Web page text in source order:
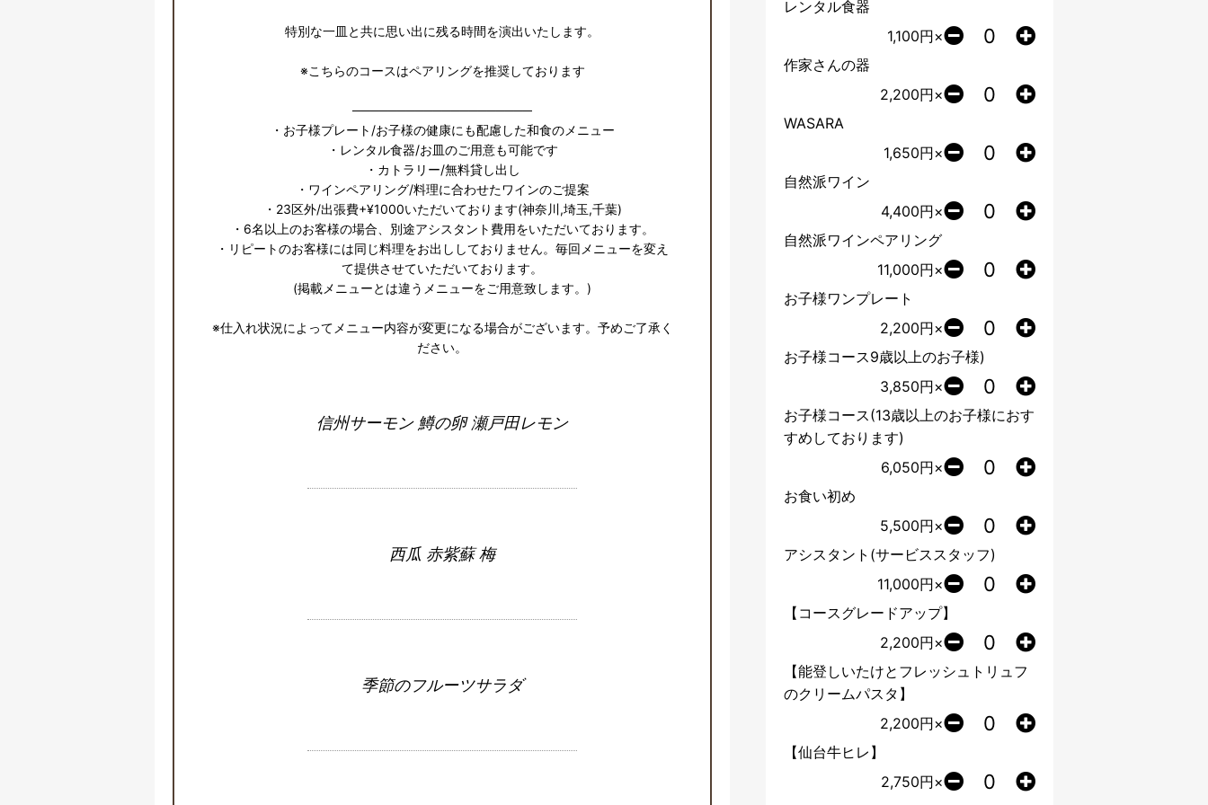
特別な一皿と共に思い出に残る時間を演出いたします。
※こちらのコースはペアリングを推奨しております
────────────────────
・お子様プレート/お子様の健康にも配慮した和食のメニュー
・レンタル食器/お皿のご用意も可能です
・カトラリー/無料貸し出し
・ワインペアリング/料理に合わせたワインのご提案
・23区外/出張費+¥1000いただいております(神奈川,埼玉,千葉)
・6名以上のお客様の場合、別途アシスタント費用をいただいております。
・リピートのお客様には同じ料理をお出ししておりません。毎回メニューを変え
て提供させていただいております。
(掲載メニューとは違うメニューをご用意致します。)
※仕入れ状況によってメニュー内容が変更になる場合がございます。予めご了承く
ださい。
信州サーモン 鱒の卵 瀬戸田レモン
西瓜 赤紫蘇 梅
季節のフルーツサラダ
レンタル食器
1,100円×
作家さんの器
2,200円×
WASARA
1,650円×
自然派ワイン
4,400円×
自然派ワインペアリング
11,000円×
お子様ワンプレート
2,200円×
お子様コース9歳以上のお子様)
3,850円×
お子様コース(13歳以上のお子様におす
すめしております)
6,050円×
お食い初め
5,500円×
アシスタント(サービススタッフ)
11,000円×
【コースグレードアップ】
2,200円×
【能登しいたけとフレッシュトリュフ
のクリームパスタ】
2,200円×
【仙台牛ヒレ】
2,750円×